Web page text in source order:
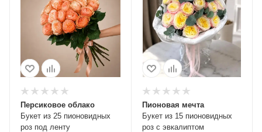
Букет из 25 пионовидных
роз под ленту
Персиковое облако
Букет из 15 пионовидных
роз с эвкалиптом
Пионовая мечта